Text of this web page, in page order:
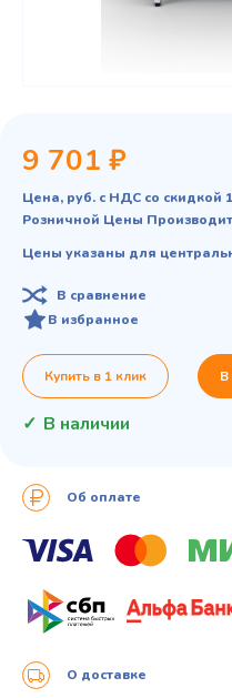
9 701 ₽
Цена, руб. с НДС со скидкой
Розничной Цены
Цены указаны для
В сравнение
В избранное
Купить в 1 клик В
В наличии
Об оплате
О доставке